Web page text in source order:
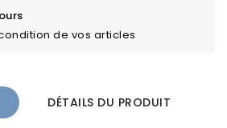
de vos articles
DÉTAILS DU PRODUIT